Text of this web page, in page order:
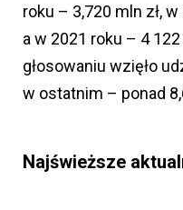
roku – 3,720 mln zł,
a w 2021 roku – 4
głosowaniu wzięło
w ostatnim – ponad
Najświeższe